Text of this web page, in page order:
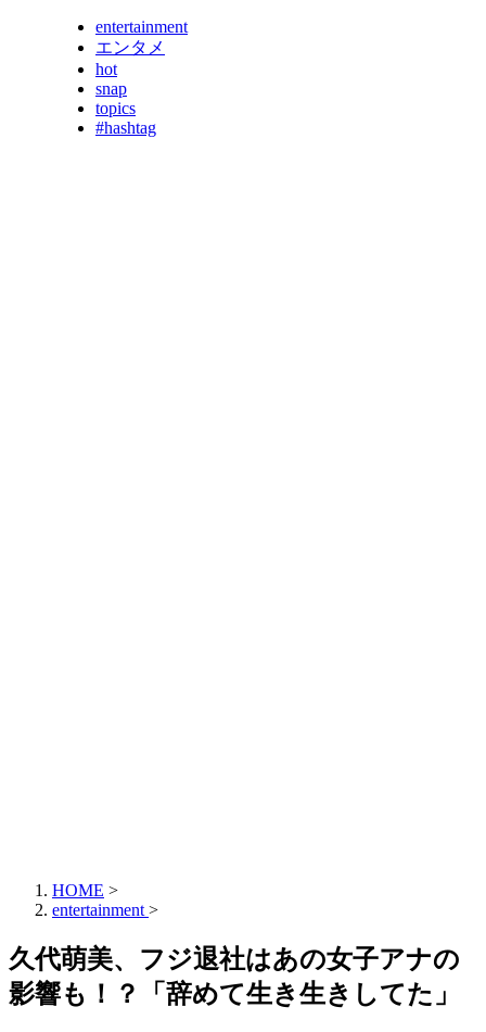
entertainment
エンタメ
hot
snap
topics
#hashtag
HOME >
entertainment >
久代萌美、フジ退社はあの女子アナの
影響も！？「辞めて生き生きしてた」